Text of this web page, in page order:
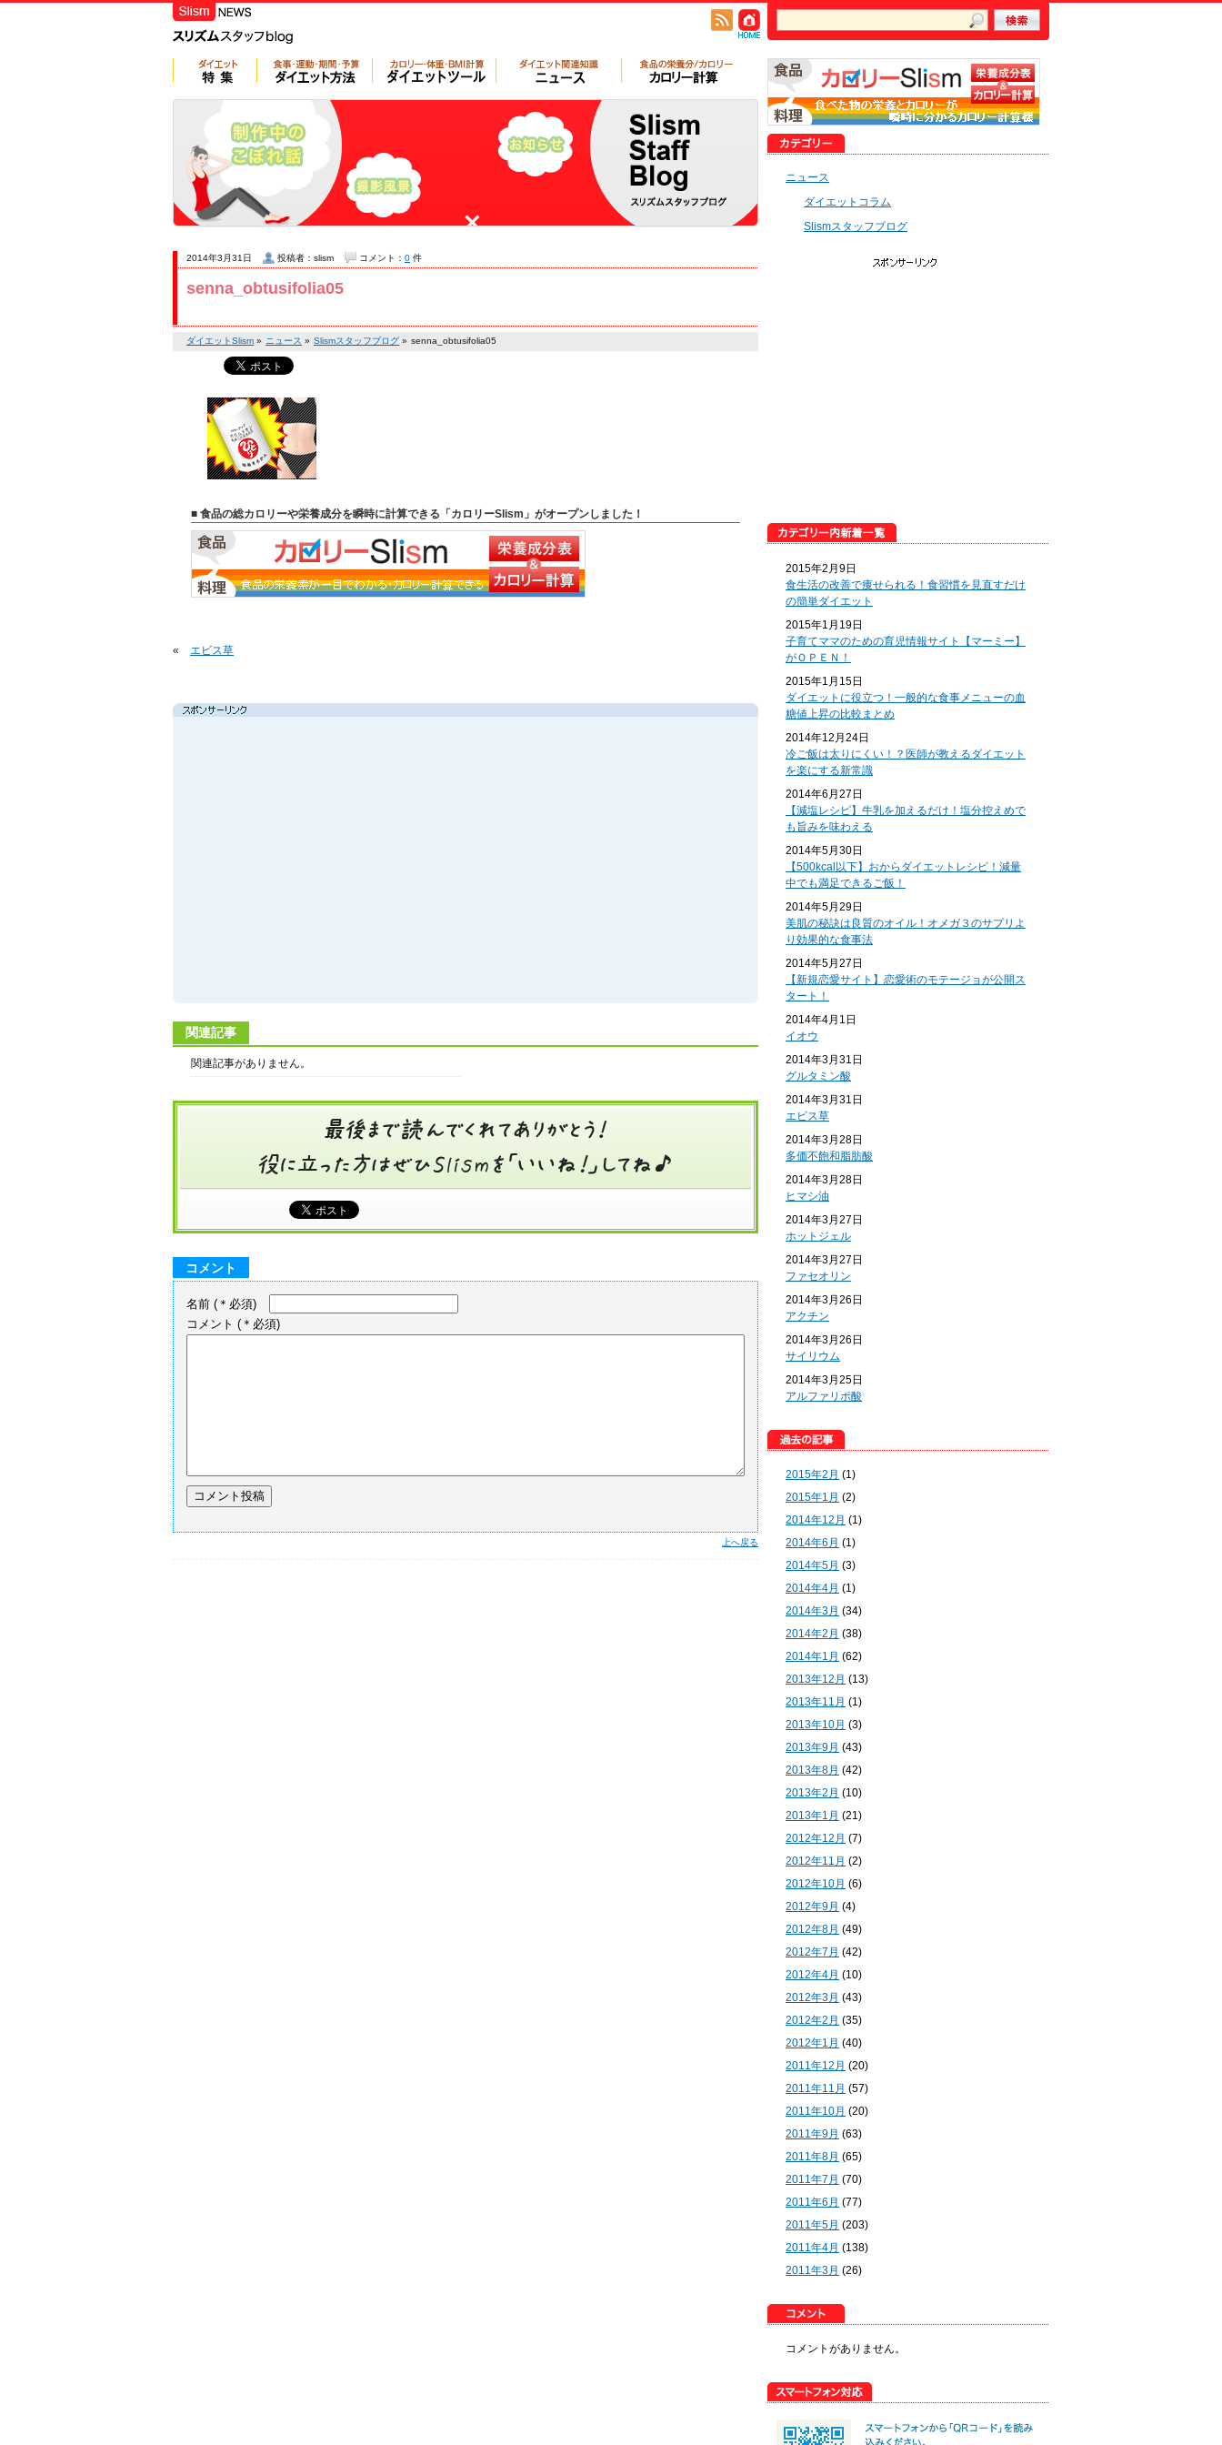
senna_obtusifolia05
2014年3月31日 投稿者：slism コメント： 0 件
ダイエットSlism » ニュース » Slismスタッフブログ » senna_obtusifolia05
■ 食品の総カロリーや栄養成分を瞬時に計算できる「カロリーSlism」がオープンしました！
« エビス草
関連記事
関連記事がありません。
コメント
名前 (＊必須)
コメント (＊必須)
上へ戻る
ニュース
ダイエットコラム
Slismスタッフブログ
2015年2月9日
食生活の改善で痩せられる！食習慣を見直すだけ
の簡単ダイエット
2015年1月19日
子育てママのための育児情報サイト【マーミー】
がＯＰＥＮ！
2015年1月15日
ダイエットに役立つ！一般的な食事メニューの血
糖値上昇の比較まとめ
2014年12月24日
冷ご飯は太りにくい！？医師が教えるダイエット
を楽にする新常識
2014年6月27日
【減塩レシピ】牛乳を加えるだけ！塩分控えめで
も旨みを味わえる
2014年5月30日
【500kcal以下】おからダイエットレシピ！減量
中でも満足できるご飯！
2014年5月29日
美肌の秘訣は良質のオイル！オメガ３のサプリよ
り効果的な食事法
2014年5月27日
【新規恋愛サイト】恋愛術のモテージョが公開ス
タート！
2014年4月1日
イオウ
2014年3月31日
グルタミン酸
2014年3月31日
エビス草
2014年3月28日
多価不飽和脂肪酸
2014年3月28日
ヒマシ油
2014年3月27日
ホットジェル
2014年3月27日
ファセオリン
2014年3月26日
アクチン
2014年3月26日
サイリウム
2014年3月25日
アルファリポ酸
2015年2月 (1)
2015年1月 (2)
2014年12月 (1)
2014年6月 (1)
2014年5月 (3)
2014年4月 (1)
2014年3月 (34)
2014年2月 (38)
2014年1月 (62)
2013年12月 (13)
2013年11月 (1)
2013年10月 (3)
2013年9月 (43)
2013年8月 (42)
2013年2月 (10)
2013年1月 (21)
2012年12月 (7)
2012年11月 (2)
2012年10月 (6)
2012年9月 (4)
2012年8月 (49)
2012年7月 (42)
2012年4月 (10)
2012年3月 (43)
2012年2月 (35)
2012年1月 (40)
2011年12月 (20)
2011年11月 (57)
2011年10月 (20)
2011年9月 (63)
2011年8月 (65)
2011年7月 (70)
2011年6月 (77)
2011年5月 (203)
2011年4月 (138)
2011年3月 (26)
コメントがありません。